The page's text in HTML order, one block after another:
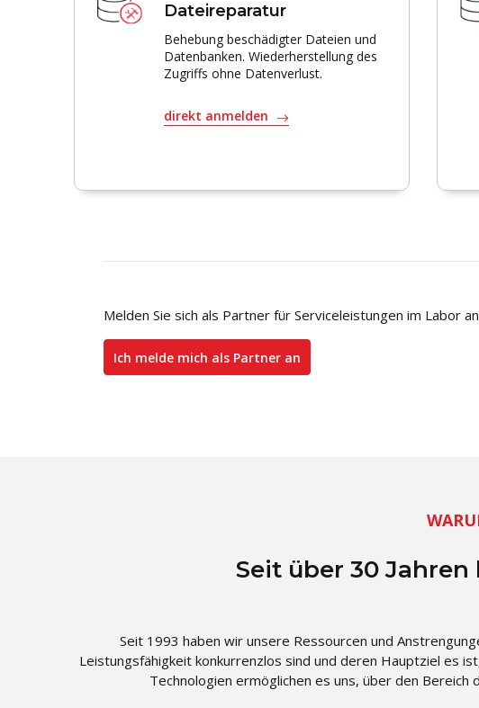
Dateireparatur
Behebung beschädigter Dateien und
Datenbanken. Wiederherstellung des
Zugriffs ohne Datenverlust.
direkt anmelden
Melden Sie sich als Partner für Serviceleistungen im Labor an
Ich melde mich als Partner an
Seit über 30
Seit 1993 haben wir unsere Ressourcen und
Leistungsfähigkeit konkurrenzlos sind und deren Hauptziel es
Technologien ermöglichen es uns, über den